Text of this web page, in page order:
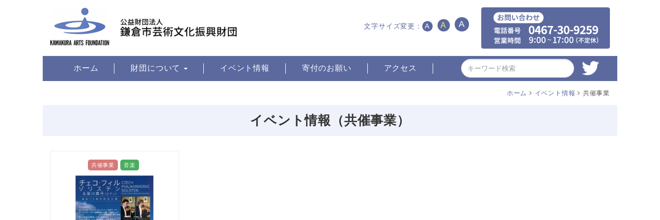
文字サイズ変更： A A A
ホーム 財団について イベント情報 寄付のお願い アクセス
ホーム イベント情報 共催事業
イベント情報（共催事業）
共催事業 音楽